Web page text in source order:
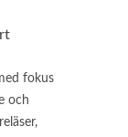
fokus
och